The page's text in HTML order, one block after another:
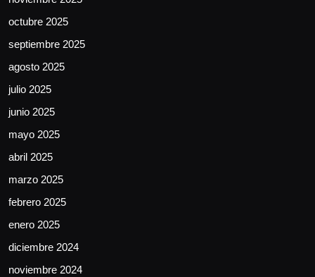
octubre 2025
septiembre 2025
agosto 2025
julio 2025
junio 2025
mayo 2025
abril 2025
marzo 2025
febrero 2025
enero 2025
diciembre 2024
noviembre 2024